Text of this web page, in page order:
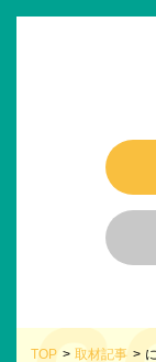
TOP 取材記事